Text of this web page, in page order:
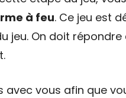
à feu. Ce jeu est
jeu. On doit
vous afin que